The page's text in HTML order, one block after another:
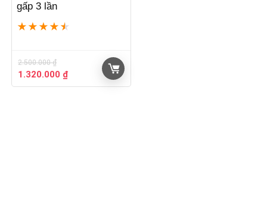
gấp 3 lần
★ ★ ★ ★ ★
2.500.000₫
Giá
gốc
1.320.000 ₫Giá
hiện